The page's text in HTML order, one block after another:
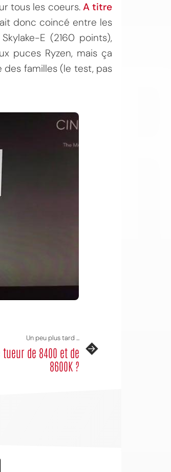
tous les coeurs. A titre
donc coincé entre les
E (2160 points),
puces Ryzen, mais ça
familles (le test, pas
Un peu plus tard ...
de 8400 et de
8600K ?